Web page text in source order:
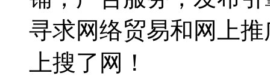
寻求网络贸易和网上
上搜了网！